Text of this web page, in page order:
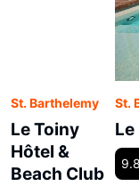
St. Barthelemy
Le Toiny
Hôtel &
Beach Club
St.
9.8